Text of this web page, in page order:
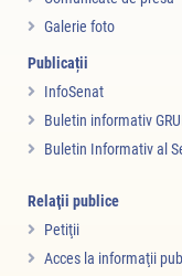
Galerie foto
Publicații
InfoSenat
Buletin informativ
Buletin Informativ al
Relaţii publice
Petiţii
Acces la informaţii